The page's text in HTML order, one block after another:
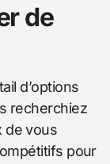
de
d’options
recherchiez
de vous
pour